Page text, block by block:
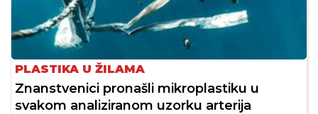
PLASTIKA U ŽILAMA
Znanstvenici pronašli mikroplastiku u
svakom analiziranom uzorku arterija